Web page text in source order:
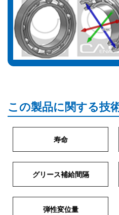
この製品に関する技
寿命
グリース補給間隔
弾性変位量